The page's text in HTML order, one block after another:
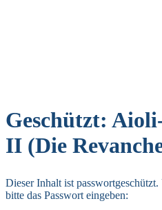
Geschützt:
II (Die
Dieser Inhalt ist
bitte das Passwort eingeben: